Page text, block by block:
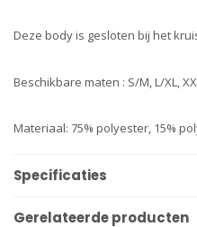
Deze body is gesloten bij het
Beschikbare maten : S/M, L/XL,
Materiaal: 75% polyester, 15%
Specificaties
Gerelateerde producten